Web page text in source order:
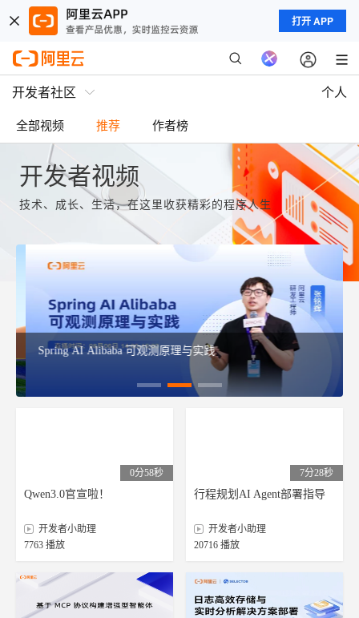
打开 APP
开发者社区 个人
全部视频 推荐 作者榜
开发者视频
技术、成长、生活，在这里收获精彩的程序人生
Spring AI Alibaba 可观测原理与实践
0分58秒
Qwen3.0官宣啦！
开发者小助理
7763 播放
7分28秒
行程规划AI Agent部署指导
开发者小助理
20716 播放